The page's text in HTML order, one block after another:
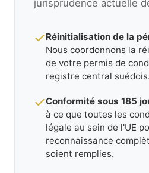
jurisprudence actuelle
Réinitialisation de la
Nous coordonnons la
de votre permis de
registre central suédois.
Conformité sous 185
à ce que toutes les
légale au sein de l'UE
reconnaissance
soient remplies.